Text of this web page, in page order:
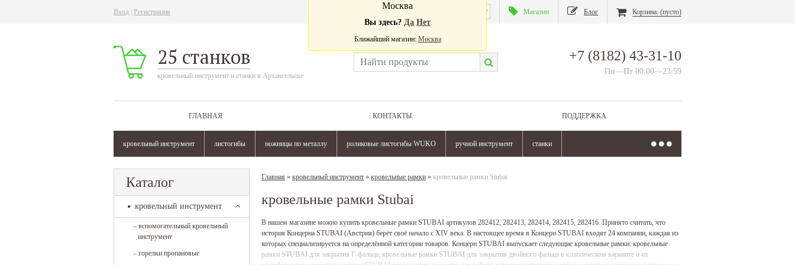
Вход Регистрация Магазин Блог Корзина: (пусто)
25 станков
кровельный инструмент и станки в Архангельске
+7 (8182) 43-31-10
Пн—Пт 00:00—23:59
ГЛАВНАЯ КОНТАКТЫ ПОДДЕРЖКА
кровельный инструмент листогибы ножницы по металлу роликовые листогибы WUKO ручной инструмент станки
Москва
Вы здесь? Да Нет
Ближайший магазин: Москва
Каталог
кровельный инструмент
– вспомогательный кровельный
инструмент
– горелки пропановые
Главная » кровельный инструмент » кровельные рамки » кровельные рамки Stubai
кровельные рамки Stubai
В нашем магазине можно купить кровельные рамки STUBAI артикулов 282412, 282413, 282414, 282415, 282416. Принято считать, что
история Концерна STUBAI (Австрия) берёт своё начало с ХIV века. В настоящее время в Концерн STUBAI входят 24 компании, каждая из
которых специализируется на определённой категории товаров. Концерн STUBAI выпускает следующие кровельные рамки: кровельные
рамки STUBAI для закрытия Г-фальца; кровельные рамки STUBAI для закрытия двойного фальца в классическом варианте и их